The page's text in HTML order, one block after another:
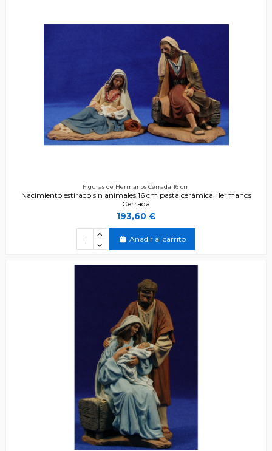
Figuras de Hermanos Cerrada 16 cm
Nacimiento estirado sin animales 16 cm pasta cerámica Hermanos
Cerrada
193,60 €
Añadir al carrito